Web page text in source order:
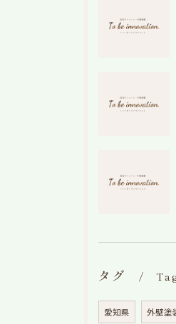
タグ
愛知県 外壁塗